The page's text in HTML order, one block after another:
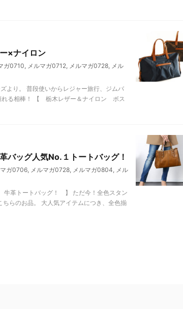
×ナイロン
ガ0710, メルマガ0712, メルマガ0728, メル
より。 普段使いからレジャー旅行、ジムバ
れる相棒！ 【 栃木レザー＆ナイロン ボス
バッグ人気No.１トートバッグ！
ガ0706, メルマガ0728, メルマガ0804, メル
革トートバッグ！ 】 ただ今！全色スタン
らのお品。 大人気アイテムにつき、全色揃